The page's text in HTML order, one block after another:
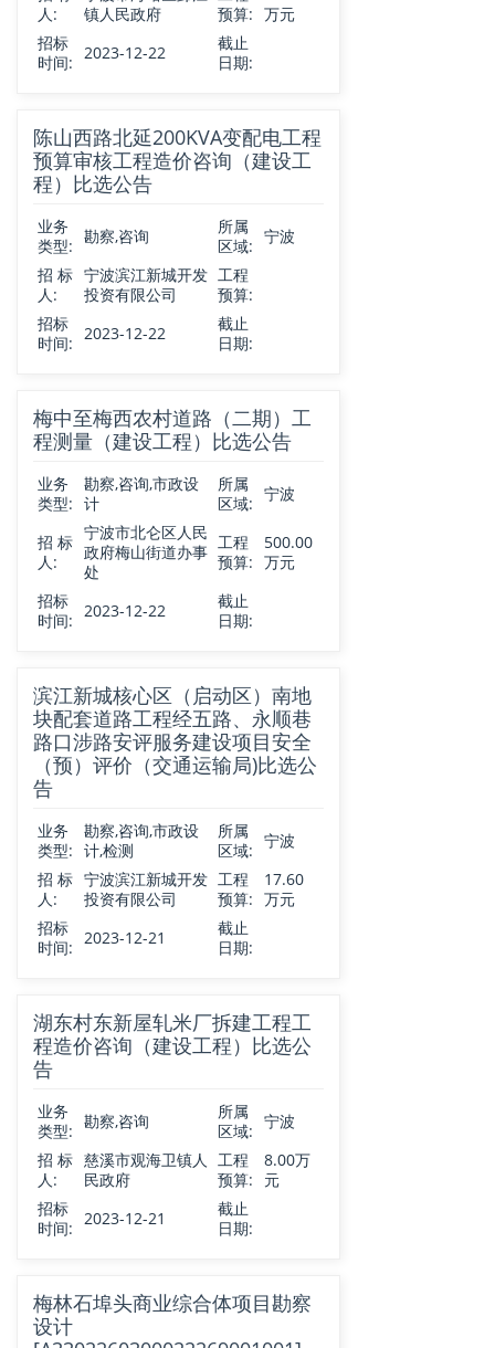
人:
镇人民政府
预算: 万元
招标
时间: 2023-12-22
截止
日期:
陈山西路北延200KVA变配电工程
预算审核工程造价咨询（建设工
程）比选公告
业务
类型: 勘察,咨询
所属
区域: 宁波
招 标
人:
宁波滨江新城开发
投资有限公司
工程
预算:
招标
时间: 2023-12-22
截止
日期:
梅中至梅西农村道路（二期）工
程测量（建设工程）比选公告
业务
类型:
勘察,咨询,市政设
计
所属
区域: 宁波
招 标
人:
宁波市北仑区人民
政府梅山街道办事
处
工程
预算:
500.00
万元
招标
时间: 2023-12-22
截止
日期:
滨江新城核心区（启动区）南地
块配套道路工程经五路、永顺巷
路口涉路安评服务建设项目安全
（预）评价（交通运输局)比选公
告
业务
类型:
勘察,咨询,市政设
计,检测
所属
区域: 宁波
招 标
人:
宁波滨江新城开发
投资有限公司
工程
预算:
17.60
万元
招标
时间: 2023-12-21
截止
日期:
湖东村东新屋轧米厂拆建工程工
程造价咨询（建设工程）比选公
告
业务
类型: 勘察,咨询
所属
区域: 宁波
招 标
人:
慈溪市观海卫镇人
民政府
工程
预算:
8.00万
元
招标
时间: 2023-12-21
截止
日期:
梅林石埠头商业综合体项目勘察
设计